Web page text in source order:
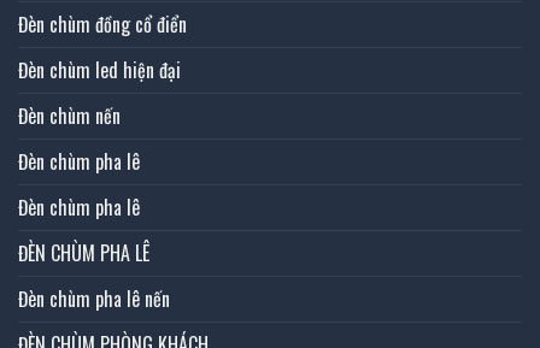
Đèn chùm đồng cổ điển
Đèn chùm led hiện đại
Đèn chùm nến
Đèn chùm pha lê
Đèn chùm pha lê
ĐÈN CHÙM PHA LÊ
Đèn chùm pha lê nến